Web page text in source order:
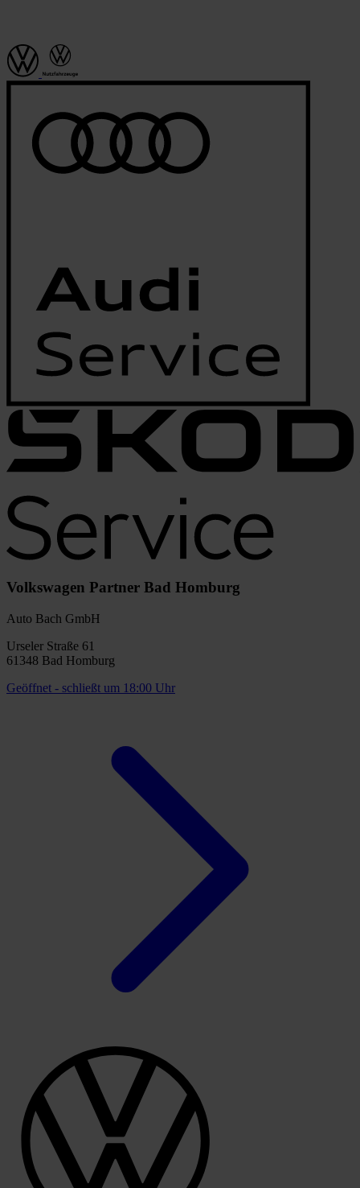
Volkswagen Partner Bad Homburg
Auto Bach GmbH
Urseler Straße 61
61348 Bad Homburg
Geöffnet - schließt um 18:00 Uhr